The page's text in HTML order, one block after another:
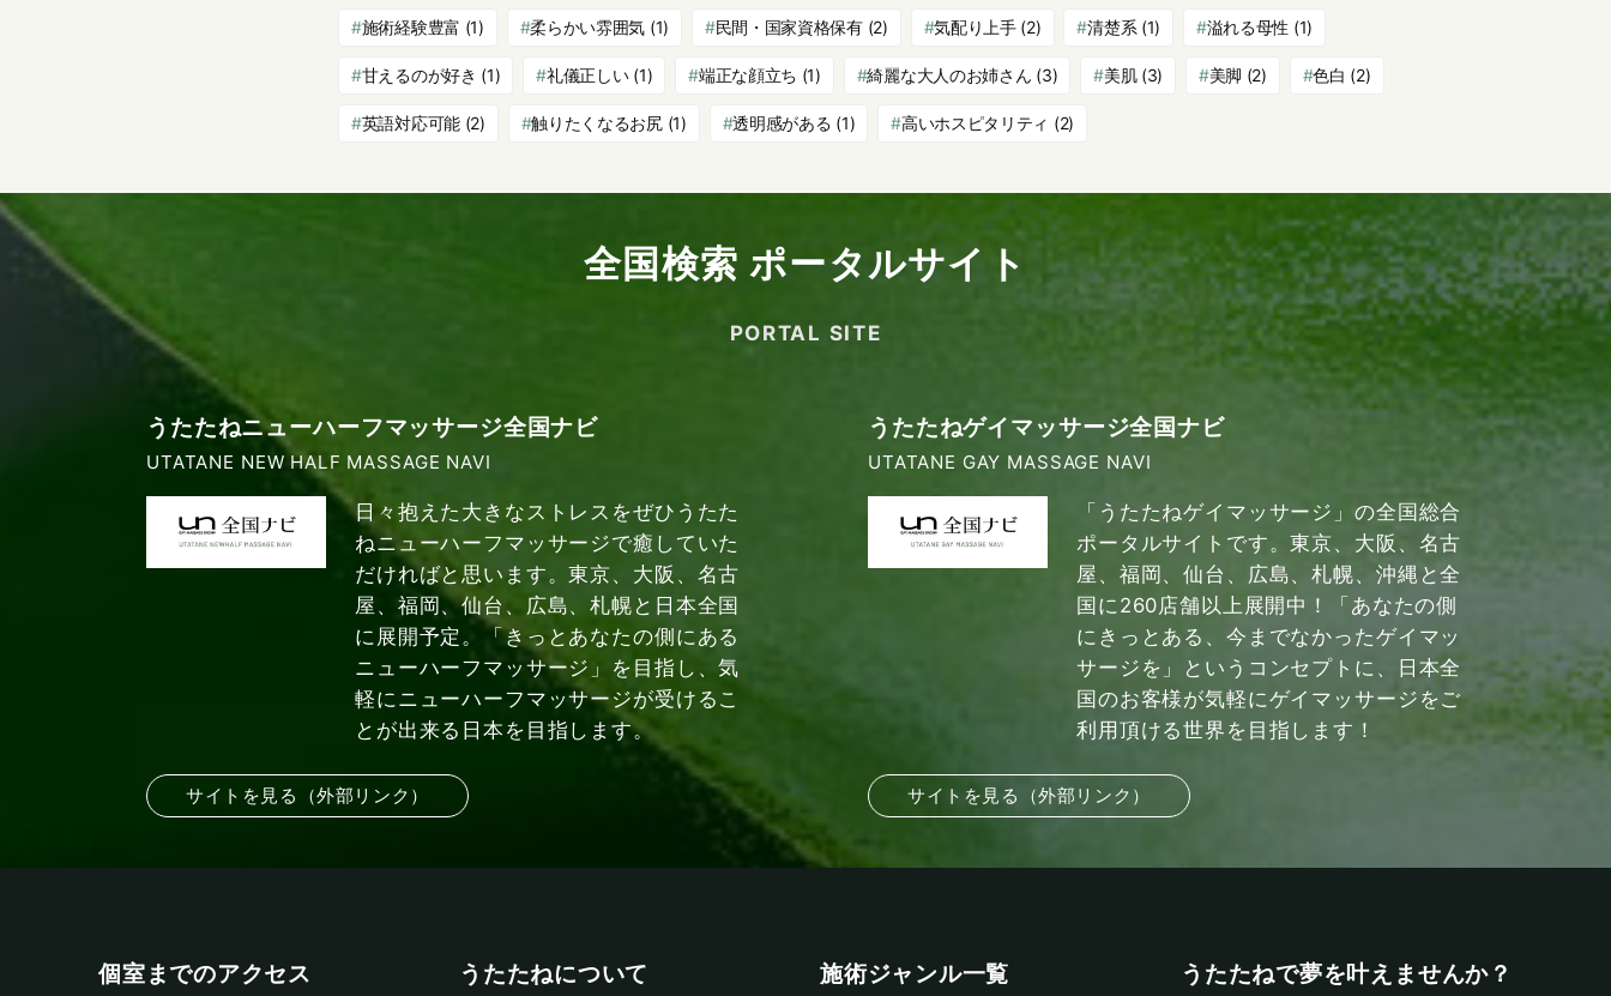
施術経験豊富 (1) 柔らかい雰囲気 (1) 民間・国家資格保有(2) 気配り上手(2) 清楚系 (1) 溢れる母性 (1)
甘えるのが好き (1) 礼儀正しい(1) 端正な顔立ち (1) 綺麗な大人のお姉さん (3) 美肌(3) 美脚 (2) 色白 (2)
英語対応可能(2) 触りたくなるお尻(1) 透明感がある (1) 高いホスピタリティ (2)
全国検索 ポータルサイト
PORTAL SITE
うたたねニューハーフマッサージ全国ナビ
UTATANE NEW HALF MASSAGE NAVI
日々抱えた大きなストレスをぜひうたた
ねニューハーフマッサージで癒していた
だければと思います。東京、大阪、名古
屋、福岡、仙台、広島、札幌と日本全国
に展開予定。「きっとあなたの側にある
ニューハーフマッサージ」を目指し、気
軽にニューハーフマッサージが受けるこ
とが出来る日本を目指します。
サイトを見る（外部リンク）
うたたねゲイマッサージ全国ナビ
UTATANE GAY MASSAGE NAVI
「うたたねゲイマッサージ」の全国総合
ポータルサイトです。東京、大阪、名古
屋、福岡、仙台、広島、札幌、沖縄と全
国に260店舗以上展開中！「あなたの側
にきっとある、今までなかったゲイマッ
サージを」というコンセプトに、日本全
国のお客様が気軽にゲイマッサージをご
利用頂ける世界を目指します！
サイトを見る（外部リンク）
個室までのアクセス うたたねについて 施術ジャンル一覧 うたたねで夢を叶えませんか？